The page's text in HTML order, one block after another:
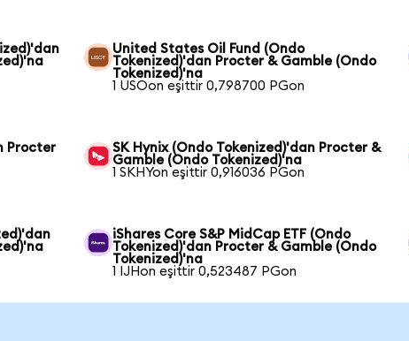
United States Oil Fund (Ondo
Tokenized)'dan Procter & Gamble (Ondo
Tokenized)'na
1 USOon eşittir 0,798700 PGon
Procter
SK Hynix (Ondo Tokenized)'dan Procter &
Gamble (Ondo Tokenized)'na
1 SKHYon eşittir 0,916036 PGon
iShares Core S&P MidCap ETF (Ondo
Tokenized)'dan Procter & Gamble (Ondo
Tokenized)'na
1 IJHon eşittir 0,523487 PGon